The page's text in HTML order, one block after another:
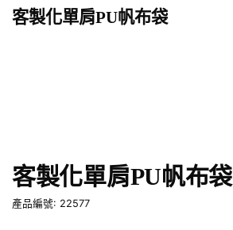
客製化單肩PU帆布袋
客製化單肩PU帆布袋
產品編號: 22577